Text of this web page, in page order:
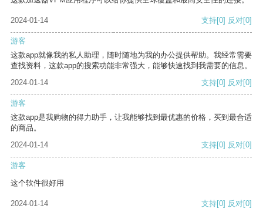
2024-01-14 支持[0] 反对[0]
游客
这款app就像我的私人助理，随时随地为我的办公提供帮助。我经常需要
查找资料，这款app的搜索功能非常强大，能够快速找到我需要的信息。
2024-01-14
支持[0] 反对[0]
游客
这款app是我购物的得力助手，让我能够找到最优惠的价格，买到最合适
的商品。
2024-01-14
支持[0] 反对[0]
游客
这个软件很好用
2024-01-14 支持[0] 反对[0]